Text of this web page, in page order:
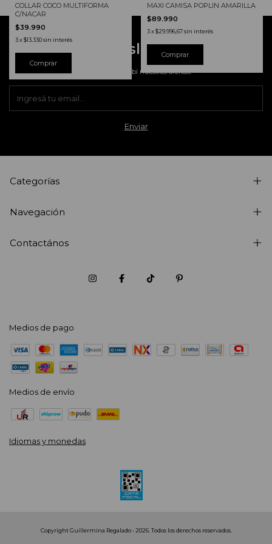
COLLAR COCO MULTIFORMA
C/NACAR
$39.990
3x$13.330sin interés
Comprar
MAXI CAMISA POPLIN AMARILLA
$89.990
3 x$29.996,67 sin interés
Newsletter
Registrate y recibí nuestras ofertas.
Categorías
Navegación
Contactános
Medios de pago
Medios de envío
Idiomas y monedas
Copyright Guillermina Regalado - 2026. Todos los derechos reservados.